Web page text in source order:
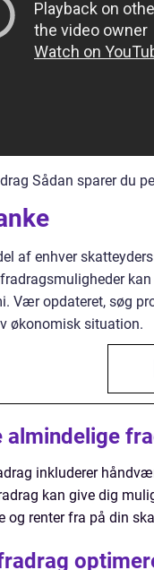
Sådan sparer du
af enhver
Vær opdateret, søg
økonomisk situation.
almindelige
inkluderer
kan give dig
og renter fra på din